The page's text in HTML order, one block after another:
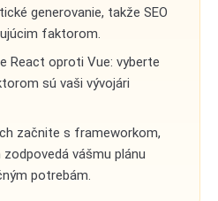
generovanie, takže SEO
faktorom.
React oproti Vue: vyberte
sú vaši vývojári
začnite s frameworkom,
vášmu plánu
potrebám.